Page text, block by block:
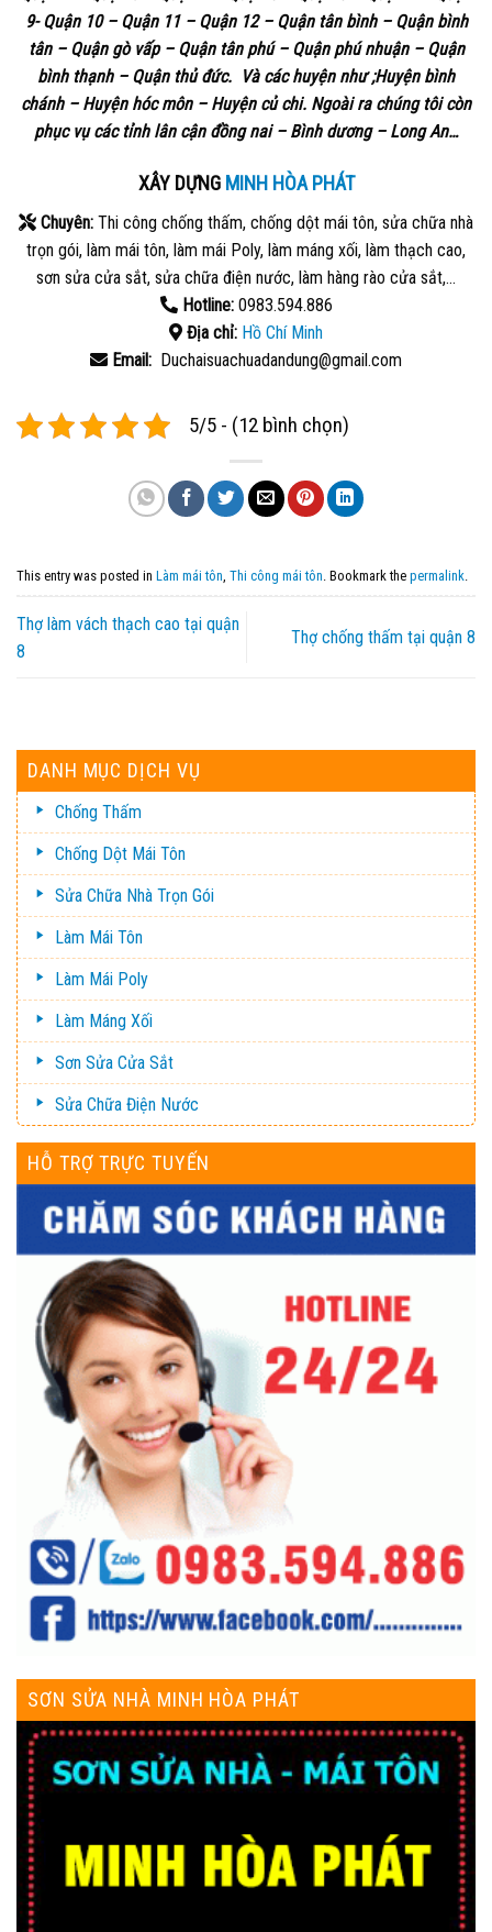
9- Quận 10 – Quận 11 – Quận 12 – Quận tân bình – Quận bình
tân – Quận gò vấp – Quận tân phú – Quận phú nhuận – Quận
bình thạnh – Quận thủ đức. Và các huyện như ;Huyện bình
chánh – Huyện hóc môn – Huyện củ chi. Ngoài ra chúng tôi còn
phục vụ các tỉnh lân cận đồng nai – Bình dương – Long An…
XÂY DỰNG MINH HÒA PHÁT
Chuyên: Thi công chống thấm, chống dột mái tôn, sửa chữa nhà
trọn gói, làm mái tôn, làm mái Poly, làm máng xối, làm thạch cao,
sơn sửa cửa sắt, sửa chữa điện nước, làm hàng rào cửa sắt,…
Hotline:0983.594.886
Địa chỉ: Hồ Chí Minh
Email: Duchaisuachuadandung@gmail.com
5/5 - (12 bình chọn)
This entry was posted in Làm mái tôn Thi công mái tôn . Bookmark the permalink
Thợ làm vách thạch cao tại quận
8
Thợ chống thấm tại quận 8
DANH MỤC DỊCH VỤ
Chống Thấm
Chống Dột Mái Tôn
Sửa Chữa Nhà Trọn Gói
Làm Mái Tôn
Làm Mái Poly
Làm Máng Xối
Sơn Sửa Cửa Sắt
Sửa Chữa Điện Nước
HỖ TRỢ TRỰC TUYẾN
SƠN SỬA NHÀ MINH HÒA PHÁT